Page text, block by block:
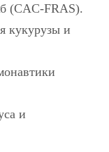
(CAC-FRAS).
кукурузы и
и